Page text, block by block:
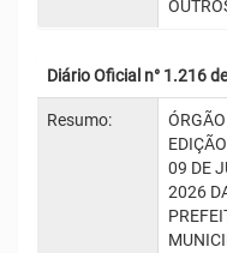
Diário Oficial n° 1.216
Resumo:
09 DE
2026